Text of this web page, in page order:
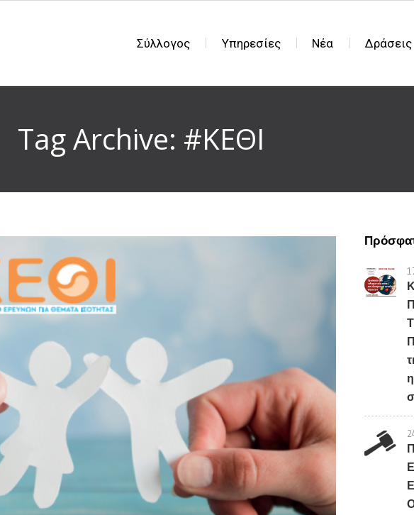
Σύλλογος Υπηρεσίες Νέα Δράσεις
Tag Archive: #ΚΕΘΙ